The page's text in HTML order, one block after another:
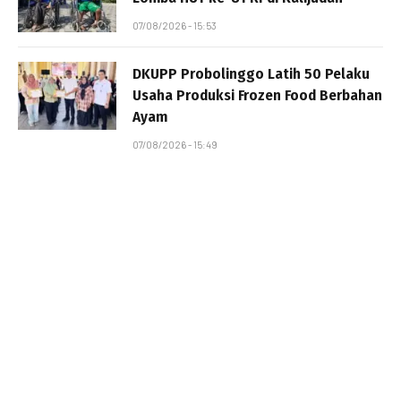
07/08/2026 - 15:53
DKUPP Probolinggo Latih 50 Pelaku
Usaha Produksi Frozen Food Berbahan
Ayam
07/08/2026 - 15:49